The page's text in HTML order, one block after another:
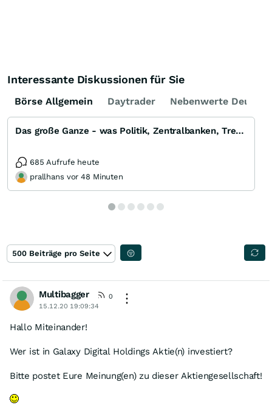
Interessante Diskussionen für Sie
Börse Allgemein Daytrader Nebenwerte
Das große Ganze - was Politik, Zentralbanken, Trends, Medien und Gesellschaft mit Aktien, Rohstoffen
685 Aufrufe heute
prallhans vor 48 Minuten
500 Beiträge pro Seite
Multibagger
0
15.12.20 19:09:34
Hallo Miteinander!
Wer ist in Galaxy Digital Holdings Aktie(n) investiert?
Bitte postet Eure Meinung(en) zu dieser Aktiengesellschaft!